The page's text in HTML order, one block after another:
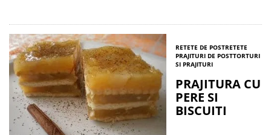
RETETE DE POSTRETETE
PRAJITURI DE POSTTORTURI
SI PRAJITURI
PRAJITURA CU
PERE SI
BISCUITI